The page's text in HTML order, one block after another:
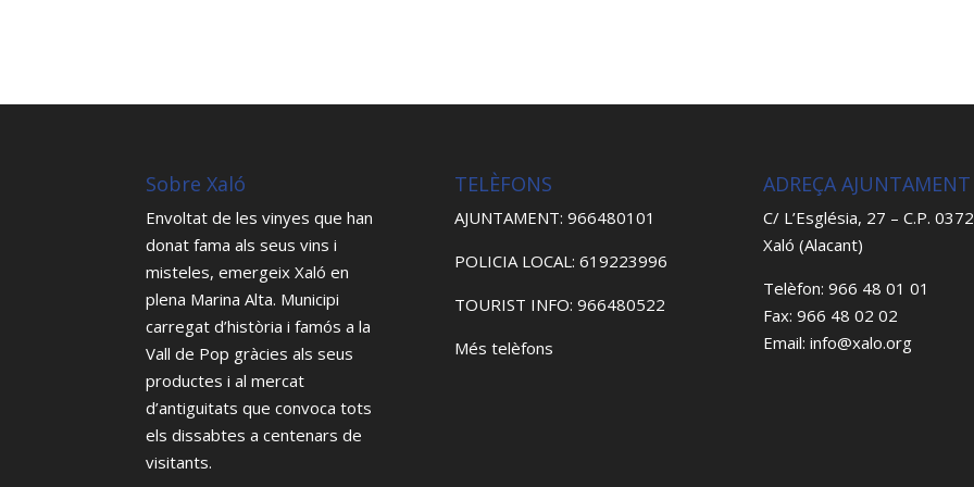
Sobre Xaló
Envoltat de les vinyes que han
donat fama als seus vins i
misteles, emergeix Xaló en
plena Marina Alta. Municipi
carregat d’història i famós a la
Vall de Pop gràcies als seus
productes i al mercat
d’antiguitats que convoca tots
els dissabtes a centenars de
visitants.
TELÈFONS
AJUNTAMENT: 966480101
POLICIA LOCAL: 619223996
TOURIST INFO: 966480522
Més telèfons
ADREÇA AJUNTAMENT
C/ L’Església, 27 – C.P.
Xaló (Alacant)
Telèfon: 966 48 01 01
Fax: 966 48 02 02
Email: info@xalo.org